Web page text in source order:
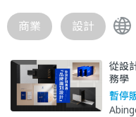
商業 設計
從設
務學
暫停